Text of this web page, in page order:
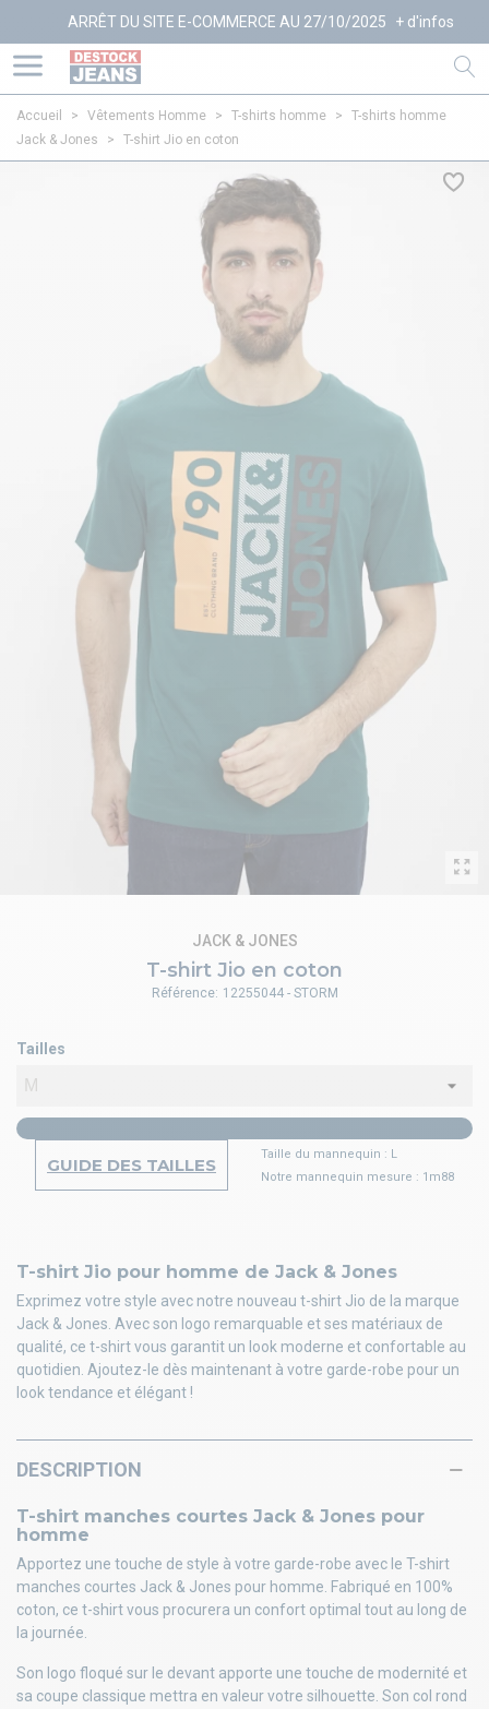
ARRÊT DU SITE E-COMMERCE AU 27/10/2025 + d'infos
Accueil > Vêtements Homme > T-shirts homme >
T-shirts homme
Jack & Jones
> T-shirt Jio en coton
T-shirt Jio en coton
JACK & JONES
T-shirt Jio pour homme de Jack & Jones
Exprimez votre style avec notre nouveau t-shirt Jio de la marque
Jack & Jones. Avec son logo remarquable et ses matériaux de
qualité, ce t-shirt vous garantit un look moderne et confortable au
quotidien. Ajoutez-le dès maintenant à votre garde-robe pour un
look tendance et élégant !
Tailles
GUIDE DES TAILLES
Taille du mannequin : L
Notre mannequin mesure : 1m88
Référence: 12255044 - STORM
DESCRIPTION
T-shirt manches courtes Jack & Jones pour
homme
Apportez une touche de style à votre garde-robe avec le T-shirt
manches courtes Jack & Jones pour homme. Fabriqué en 100%
coton, ce t-shirt vous procurera un confort optimal tout au long de
la journée.
Son logo floqué sur le devant apporte une touche de modernité et
sa coupe classique mettra en valeur votre silhouette. Son col rond